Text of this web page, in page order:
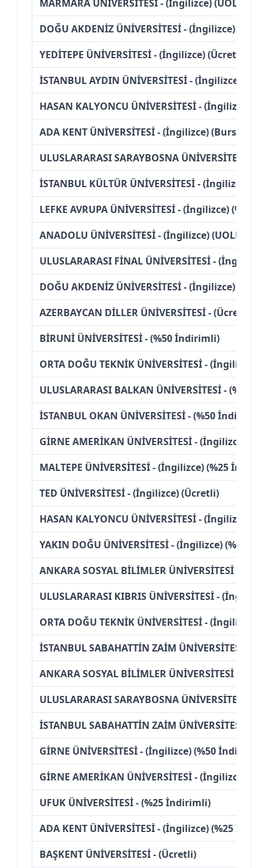
MARMARA ÜNİVERSİTESİ - (İngilizce) (UOLP-
DOĞU AKDENİZ ÜNİVERSİTESİ - (İngilizce)
YEDİTEPE ÜNİVERSİTESİ - (İngilizce) (Ücretli)
İSTANBUL AYDIN ÜNİVERSİTESİ - (İngilizce)
HASAN KALYONCU ÜNİVERSİTESİ - (İngilizce)
ADA KENT ÜNİVERSİTESİ - (İngilizce) (Burslu)
ULUSLARARASI SARAYBOSNA ÜNİVERSİTESİ -
İSTANBUL KÜLTÜR ÜNİVERSİTESİ - (İngilizce)
LEFKE AVRUPA ÜNİVERSİTESİ - (İngilizce) (%50
ANADOLU ÜNİVERSİTESİ - (İngilizce) (UOLP-
ULUSLARARASI FİNAL ÜNİVERSİTESİ -
DOĞU AKDENİZ ÜNİVERSİTESİ - (İngilizce)
AZERBAYCAN DİLLER ÜNİVERSİTESİ - (Ücretli)
BİRUNİ ÜNİVERSİTESİ - (%50 İndirimli)
ORTA DOĞU TEKNİK ÜNİVERSİTESİ - (İngilizce)
ULUSLARARASI BALKAN ÜNİVERSİTESİ - (%50
İSTANBUL OKAN ÜNİVERSİTESİ - (%50 İndirimli)
GİRNE AMERİKAN ÜNİVERSİTESİ - (İngilizce)
MALTEPE ÜNİVERSİTESİ - (İngilizce) (%25
TED ÜNİVERSİTESİ - (İngilizce) (Ücretli)
HASAN KALYONCU ÜNİVERSİTESİ - (İngilizce)
YAKIN DOĞU ÜNİVERSİTESİ - (İngilizce) (%50
ANKARA SOSYAL BİLİMLER ÜNİVERSİTESİ -
ULUSLARARASI KIBRIS ÜNİVERSİTESİ -
ORTA DOĞU TEKNİK ÜNİVERSİTESİ - (İngilizce)
İSTANBUL SABAHATTİN ZAİM ÜNİVERSİTESİ -
ANKARA SOSYAL BİLİMLER ÜNİVERSİTESİ -
ULUSLARARASI SARAYBOSNA ÜNİVERSİTESİ -
İSTANBUL SABAHATTİN ZAİM ÜNİVERSİTESİ -
GİRNE ÜNİVERSİTESİ - (İngilizce) (%50 İndirimli)
GİRNE AMERİKAN ÜNİVERSİTESİ - (İngilizce)
UFUK ÜNİVERSİTESİ - (%25 İndirimli)
ADA KENT ÜNİVERSİTESİ - (İngilizce) (%25
BAŞKENT ÜNİVERSİTESİ - (Ücretli)